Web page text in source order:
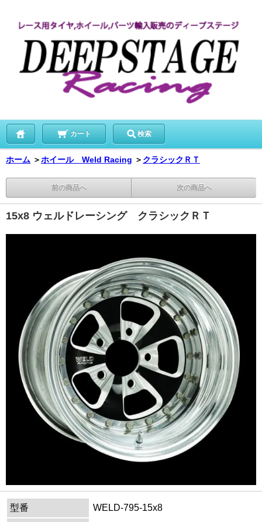
カート 検索
ホーム ＞ホイール Weld Racing ＞ クラシックＲＴ
前の商品へ 次の商品へ
15x8 ウェルドレーシング クラシックＲＴ
型番
WELD-795-15x8